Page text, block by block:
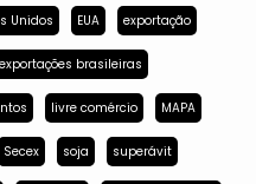
Unidos EUA exportação
exportações brasileiras
livre comércio MAPA
Secex soja superávit